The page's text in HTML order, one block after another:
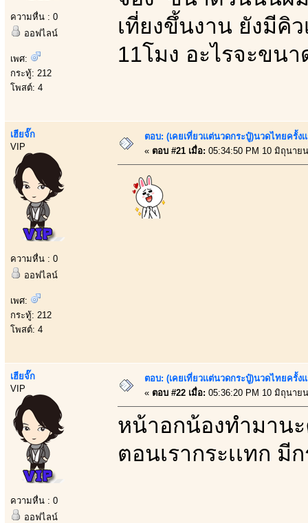
ความหื่น : 0
ออฟไลน์
เพศ:
กระทู้: 212
โพสต์: 4
เที่ยงขึ้นงาน ยังมีคิ
11โมง อะไรจะขน
เฮียจั๊ก
VIP
ความหื่น : 0
ออฟไลน์
เพศ:
กระทู้: 212
โพสต์: 4
ตอบ: (เคยเที่ยวเเต่นวดกระปู๋)นวดไทยครั้ง
« ตอบ #21 เมื่อ: 05:34:50 PM 10 มิถุนาย
เฮียจั๊ก
VIP
ความหื่น : 0
ออฟไลน์
ตอบ: (เคยเที่ยวเเต่นวดกระปู๋)นวดไทยครั้ง
« ตอบ #22 เมื่อ: 05:36:20 PM 10 มิถุนาย
หน้าอกน้องทำมานะ
ตอนเรากระเเทก มี